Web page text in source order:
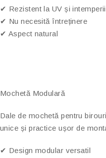
✔ Rezistent la UV și intemperii
✔ Nu necesită întreținere
✔ Aspect natural
Mochetă Modulară
Dale de mochetă pentru
unice și practice ușor de
✔ Design modular versatil